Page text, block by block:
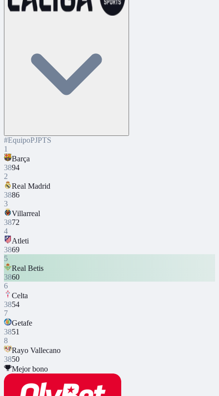
#EquipoPJPTS
1
Barça
3894
2
Real Madrid
3886
3
Villarreal
3872
4
Atleti
3869
5
Real Betis
3860
6
Celta
3854
7
Getafe
3851
8
Rayo Vallecano
3850
Mejor bono